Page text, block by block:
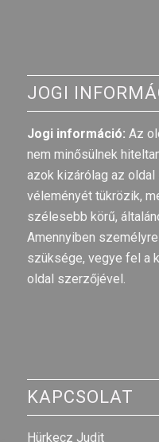
JOGI
Jogi információ: Az
nem minősülnek
azok kizárólag az
véleményét tükrözik,
szélesebb körű,
Amennyiben
szüksége, vegye fel a
oldal szerzőjével.
KAPCSOLAT
Hürkecz Judit